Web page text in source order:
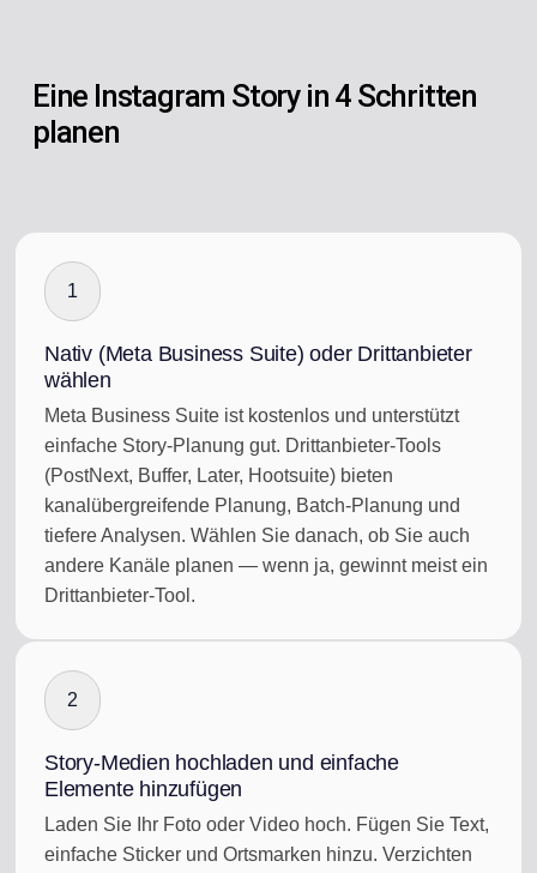
Eine Instagram Story in 4 Schritten
planen
1
Nativ (Meta Business Suite) oder Drittanbieter
wählen
Meta Business Suite ist kostenlos und unterstützt
einfache Story-Planung gut. Drittanbieter-Tools
(PostNext, Buffer, Later, Hootsuite) bieten
kanalübergreifende Planung, Batch-Planung und
tiefere Analysen. Wählen Sie danach, ob Sie auch
andere Kanäle planen — wenn ja, gewinnt meist ein
Drittanbieter-Tool.
2
Story-Medien hochladen und einfache
Elemente hinzufügen
Laden Sie Ihr Foto oder Video hoch. Fügen Sie Text,
einfache Sticker und Ortsmarken hinzu. Verzichten